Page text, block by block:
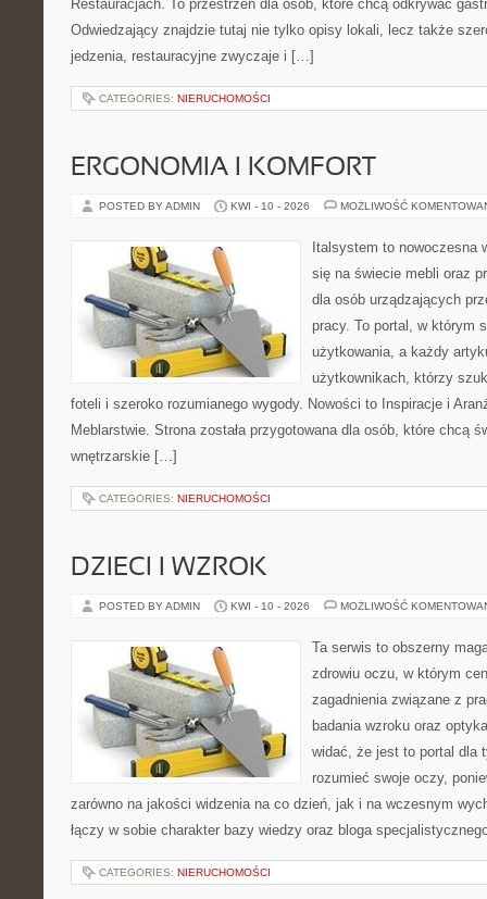
Restauracjach. To przestrzeń dla osób, które chcą odkrywać
Odwiedzający znajdzie tutaj nie tylko opisy lokali, lecz także
jedzenia, restauracyjne zwyczaje i […]
CATEGORIES: NIERUCHOMOŚCI
ERGONOMIA I KOMFORT
POSTED BY ADMIN KWI - 10 - 2026 MOŻLIWOŚĆ
Italsystem to nowoczesna
się na świecie mebli oraz
dla osób urządzających
pracy. To portal, w którym
użytkowania, a każdy
użytkownikach, którzy
foteli i szeroko rozumianego wygody. Nowości to Inspiracje i
Meblarstwie. Strona została przygotowana dla osób, które chcą
wnętrzarskie […]
CATEGORIES: NIERUCHOMOŚCI
DZIECI I WZROK
POSTED BY ADMIN KWI - 10 - 2026 MOŻLIWOŚĆ
Ta serwis to obszerny
zdrowiu oczu, w którym
zagadnienia związane z
badania wzroku oraz
widać, że jest to portal dla
rozumieć swoje oczy,
zarówno na jakości widzenia na co dzień, jak i na wczesnym
łączy w sobie charakter bazy wiedzy oraz bloga
CATEGORIES: NIERUCHOMOŚCI